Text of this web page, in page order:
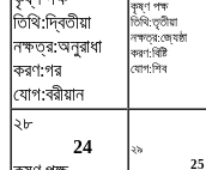
তিথি:দ্বিতীয়া
নক্ষত্র:অনুরাধা
করণ:গর
যোগ:বরীয়ান
কৃষ্ণ পক্ষ
তিথি:তৃতীয়া
নক্ষত্র:জ্যেষ্ঠা
করণ:বিষ্টি
যোগ:শিব
২৮
24
২৯
25